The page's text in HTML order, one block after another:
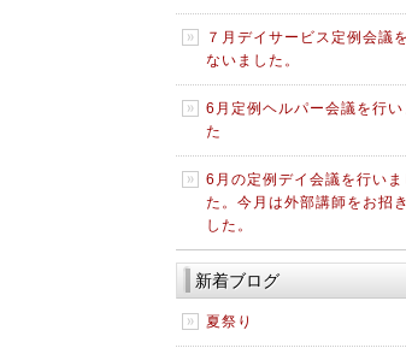
７月デイサービス定例会議
ないました。
6月定例ヘルパー会議を行い
た
6月の定例デイ会議を行いま
た。今月は外部講師をお招
した。
新着ブログ
夏祭り